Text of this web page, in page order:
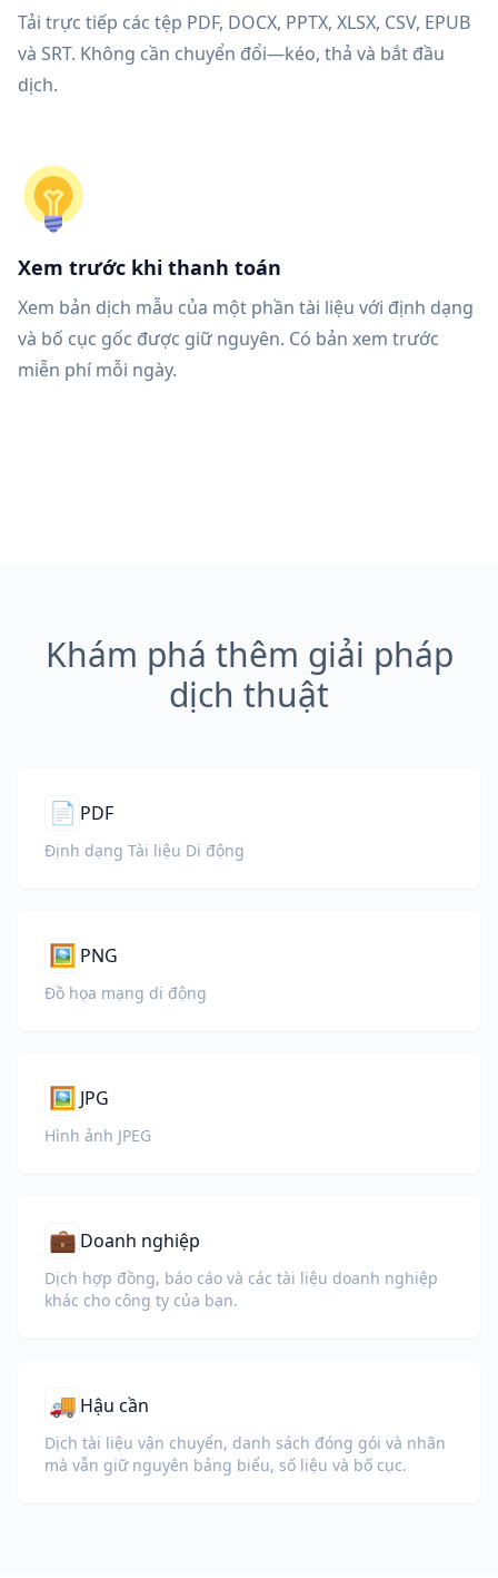
Tải trực tiếp các tệp PDF, DOCX, PPTX, XLSX, CSV, EPUB
và SRT. Không cần chuyển đổi—kéo, thả và bắt đầu
dịch.
Xem trước khi thanh toán
Xem bản dịch mẫu của một phần tài liệu với định dạng
và bố cục gốc được giữ nguyên. Có bản xem trước
miễn phí mỗi ngày.
Khám phá thêm giải pháp
dịch thuật
📄 PDF
Định dạng Tài liệu Di động
🖼️ PNG
Đồ họa mạng di động
🖼️ JPG
Hình ảnh JPEG
💼 Doanh nghiệp
Dịch hợp đồng, báo cáo và các tài liệu doanh nghiệp
khác cho công ty của bạn.
🚚 Hậu cần
Dịch tài liệu vận chuyển, danh sách đóng gói và nhãn
mà vẫn giữ nguyên bảng biểu, số liệu và bố cục.